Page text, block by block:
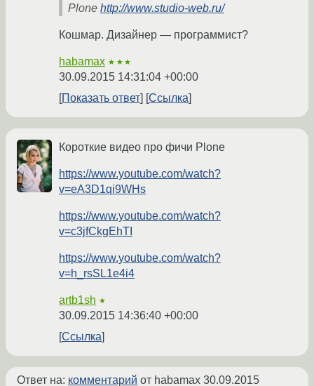
Plone http://www.studio-web.ru/
Кошмар. Дизайнер — программист?
habamax ★★★
30.09.2015 14:31:04 +00:00
Показать ответ
Ссылка
Короткие видео про фичи Plone
https://www.youtube.com/watch?
v=eA3D1qi9WHs
https://www.youtube.com/watch?
v=c3jfCkgEhTI
https://www.youtube.com/watch?
v=h_rsSL1e4i4
artb1sh ★
30.09.2015 14:36:40 +00:00
Ссылка
Ответ на: комментарий от habamax 30.09.2015